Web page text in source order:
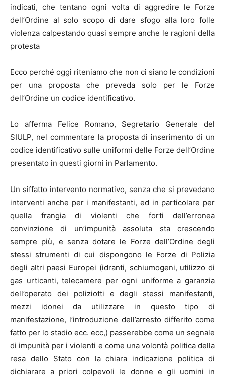
indicati, che tentano ogni volta di aggredire le Forze
dell’Ordine al solo scopo di dare sfogo alla loro folle
violenza calpestando quasi sempre anche le ragioni della
protesta
Ecco perché oggi riteniamo che non ci siano le condizioni
per una proposta che preveda solo per le Forze
dell’Ordine un codice identificativo.
Lo afferma Felice Romano, Segretario Generale del
SIULP, nel commentare la proposta di inserimento di un
codice identificativo sulle uniformi delle Forze dell’Ordine
presentato in questi giorni in Parlamento.
Un siffatto intervento normativo, senza che si prevedano
interventi anche per i manifestanti, ed in particolare per
quella frangia di violenti che forti dell’erronea
convinzione di un’impunità assoluta sta crescendo
sempre più, e senza dotare le Forze dell’Ordine degli
stessi strumenti di cui dispongono le Forze di Polizia
degli altri paesi Europei (idranti, schiumogeni, utilizzo di
gas urticanti, telecamere per ogni uniforme a garanzia
dell’operato dei poliziotti e degli stessi manifestanti,
mezzi idonei da utilizzare in questo tipo di
manifestazione, l’introduzione dell’arresto differito come
fatto per lo stadio ecc. ecc,) passerebbe come un segnale
di impunità per i violenti e come una volontà politica della
resa dello Stato con la chiara indicazione politica di
dichiarare a priori colpevoli le donne e gli uomini in